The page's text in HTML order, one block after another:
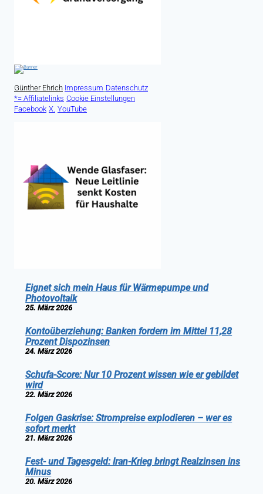
Günther Ehrich Impressum Datenschutz
*= Affiliatelinks Cookie Einstellungen
Facebook X. YouTube
Eignet sich mein Haus für Wärmepumpe und
Photovoltaik
25. März 2026
Kontoüberziehung: Banken fordern im Mittel 11,28
Prozent Dispozinsen
24. März 2026
Schufa-Score: Nur 10 Prozent wissen wie er gebildet
wird
22. März 2026
Folgen Gaskrise: Strompreise explodieren – wer es
sofort merkt
21. März 2026
Fest- und Tagesgeld: Iran-Krieg bringt Realzinsen ins
Minus
20. März 2026